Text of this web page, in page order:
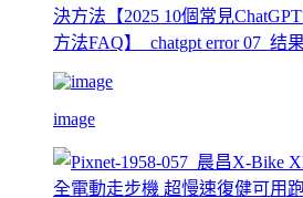
決方法【2025 10個常見
方法FAQ】_chatgpt error 07_结果
image